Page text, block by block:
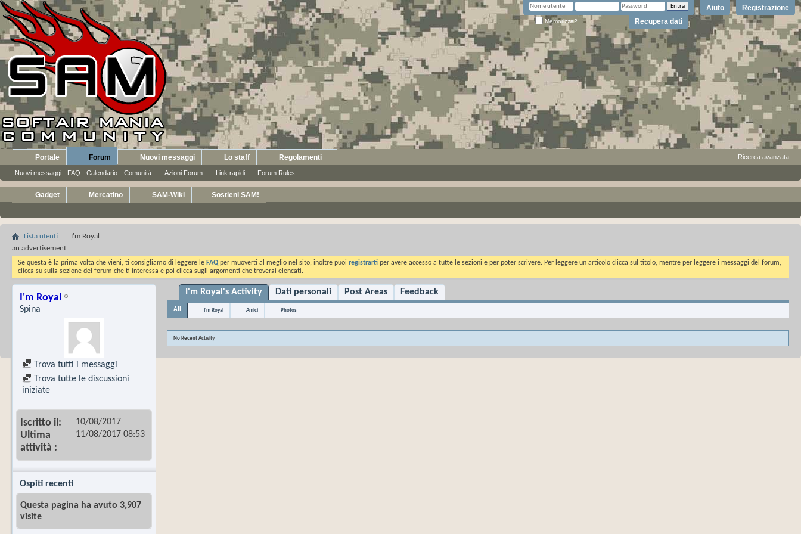
Registrazione
Aiuto
Memorizza? Recupera dati
Portale Forum
Nuovi messaggi FAQ Calendario Comunità Azioni Forum Link rapidi Forum Rules
Nuovi messaggi Lo staff Regolamenti Ricerca avanzata
Gadget Mercatino SAM-Wiki Sostieni SAM!
Lista utenti
I'm Royal
an advertisement
Se questa è la prima volta che vieni, ti consigliamo di leggere le FAQ per muoverti al meglio nel sito, inoltre puoi registrarti per avere accesso a tutte le sezioni e per poter scrivere. Per leggere un articolo clicca sul titolo, mentre per leggere i messaggi del forum,
clicca su sulla sezione del forum che ti interessa e poi clicca sugli argomenti che troverai elencati.
I'm Royal
Spina
Trova tutti i messaggi
Trova tutte le discussioni
iniziate
Iscritto il 10/08/2017
Ultima
attività
11/08/2017 08:53
Ospiti recenti
Questa pagina ha avuto 3,907
visite
I'm Royal's Activity Dati personali Post Areas Feedback
All I'm Royal Amici Photos
No Recent Activity